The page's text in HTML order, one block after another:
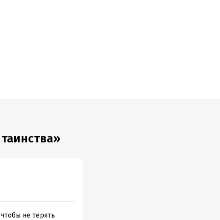
бы еще
ему
не терять